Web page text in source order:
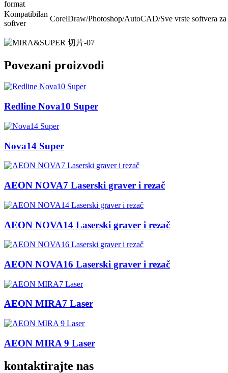
format
Kompatibilan
softver
CorelDraw/Photoshop/AutoCAD/Sve vrste softvera za
Povezani proizvodi
Redline Nova10 Super
Nova14 Super
AEON NOVA7 Laserski graver i rezač
AEON NOVA14 Laserski graver i rezač
AEON NOVA16 Laserski graver i rezač
AEON MIRA7 Laser
AEON MIRA 9 Laser
kontaktirajte nas